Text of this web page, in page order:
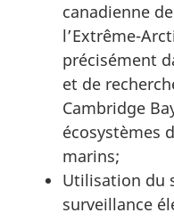
canadienne
l’Extrême-
précisément
et de
Cambridge
écosystèmes
marins;
Utilisation du
surveillance